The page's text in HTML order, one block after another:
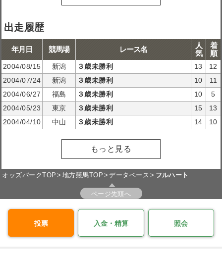
出走履歴
年月日 競馬場 レース名
人
気
着
順
2004/08/15 新潟 ３歳未勝利 13
12
2004/07/24
新潟 ３歳未勝利 10
11
2004/06/27
福島 ３歳未勝利 10
5
2004/05/23
東京 ３歳未勝利 15
13
2004/04/10
中山 ３歳未勝利 14 10
もっと見る
オッズパークTOP 地方競馬TOP データベース フルハート
ページ先頭へ
投票 入金・精算 照会